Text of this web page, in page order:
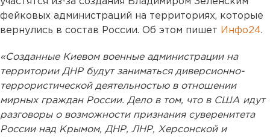
фейковых администраций на территориях, которые
вернулись в состав России. Об этом пишет Инфо24.
«Созданные Киевом военные администрации на
территории ДНР будут заниматься диверсионно-
террористической деятельностью в отношении
мирных граждан России. Дело в том, что в США идут
разговоры о возможности признания суверенитета
России над Крымом, ДНР, ЛНР, Херсонской и